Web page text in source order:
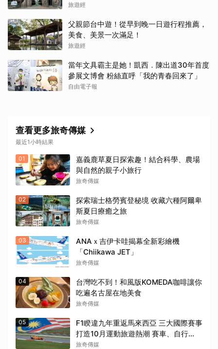
旅遊經
父親節台中遊！從早到晚一日遊行程推薦，
美食、美景一次滿足！
旅遊經
當年文具霸主是她！凱西．陳出道30年首度
參展文博會 粉絲直呼「我的青春回來了」
自由電子報
查看更多旅奇傳媒
最近1小時結果
01
嘉義鹿草夏日探索趣！結合科學、農場
與自然的親子小旅行
旅奇傳媒
02
探索瑞士格勞賓登秘境 收藏六種阿爾卑
斯夏日療癒之旅
旅奇傳媒
03
ANAｘ吉伊卡哇揭幕全新彩繪機
「Chiikawa JET」
旅奇傳媒
04
台灣吃不到！和風版KOMEDA咖啡讓你
吃遍名古屋在地美食
旅奇傳媒
05
F1睽違九年重返馬來西亞 三大國際賽事
打造10月運動旅遊熱潮 賽車、自行
車、路跑同週登場
旅奇傳媒